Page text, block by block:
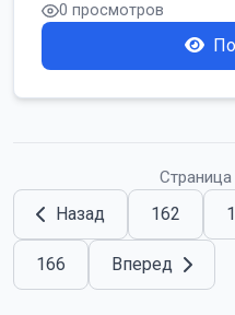
0 просмотров
Назад 162
166 Вперед